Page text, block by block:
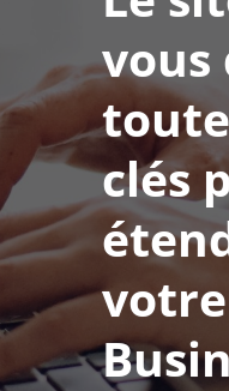
vous
clés
votre